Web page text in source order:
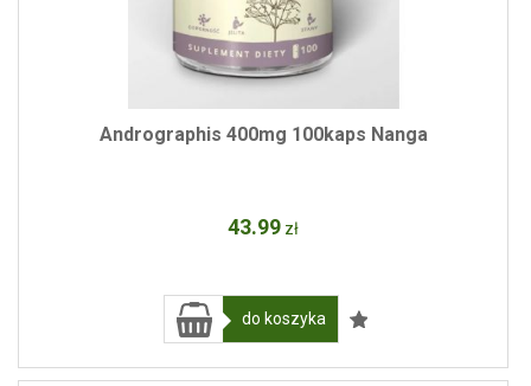
Andrographis 400mg 100kaps Nanga
43.99 zł
do koszyka